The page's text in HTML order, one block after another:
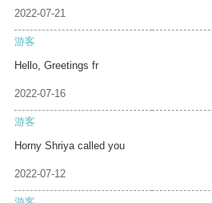
2022-07-21
游客
Hello, Greetings fr
2022-07-16
游客
Horny Shriya called you
2022-07-12